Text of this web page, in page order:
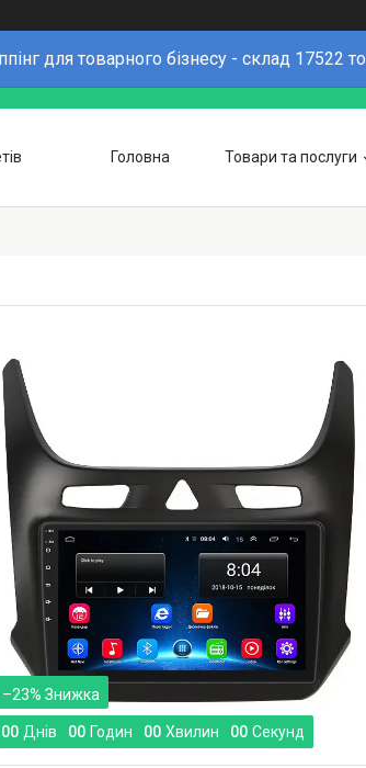
для товарного бізнесу - склад 17522
Головна Товари та послуги
–23%
00 Днів 00 Годин 00 Хвилин 00 Секунд